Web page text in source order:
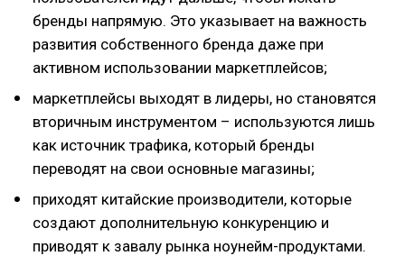
бренды напрямую. Это указывает на важность
развития собственного бренда даже при
активном использовании маркетплейсов;
маркетплейсы выходят в лидеры, но становятся
вторичным инструментом – используются лишь
как источник трафика, который бренды
переводят на свои основные магазины;
приходят китайские производители, которые
создают дополнительную конкуренцию и
приводят к завалу рынка ноунейм-продуктами.